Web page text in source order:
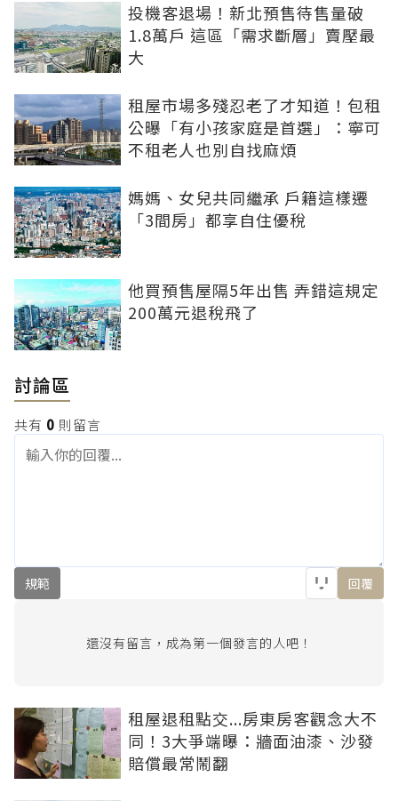
投機客退場！新北預售待售量破
1.8萬戶 這區「需求斷層」賣壓最
大
租屋市場多殘忍老了才知道！包租
公曝「有小孩家庭是首選」：寧可
不租老人也別自找麻煩
媽媽、女兒共同繼承 戶籍這樣遷
「3間房」都享自住優稅
他買預售屋隔5年出售 弄錯這規定
200萬元退稅飛了
討論區
共有 0 則留言
規範 回覆
還沒有留言，成為第一個發言的人吧！
租屋退租點交...房東房客觀念大不
同！3大爭端曝：牆面油漆、沙發
賠償最常鬧翻